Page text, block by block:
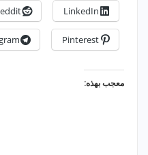
LinkedIn
Pinterest
معجب بهذه: